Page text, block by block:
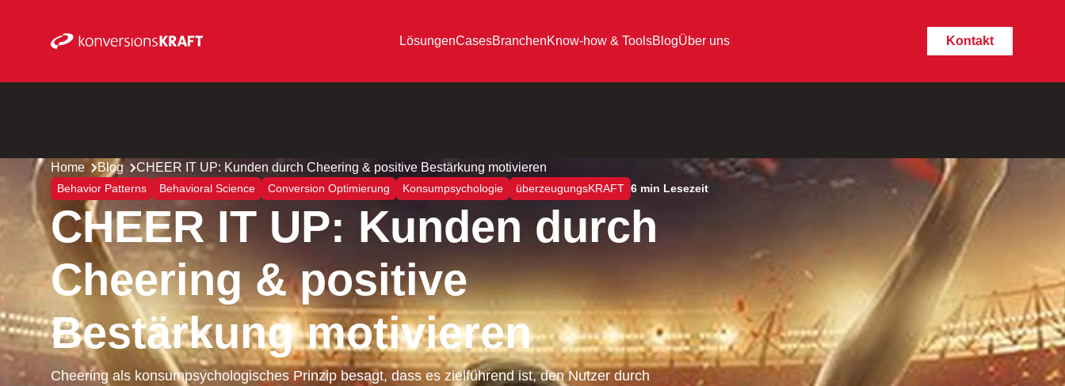
LösungenCasesBranchenKnow-how & ToolsBlogÜber uns Kontakt
Home Blog CHEER IT UP: Kunden durch Cheering & positive Bestärkung motivieren
Behavior Patterns Behavioral Science Conversion Optimierung Konsumpsychologie überzeugungsKRAFT 6 min Lesezeit
CHEER IT UP: Kunden durch
Cheering & positive
Bestärkung motivieren
Cheering als konsumpsychologisches Prinzip besagt, dass es zielführend ist, den Nutzer durch